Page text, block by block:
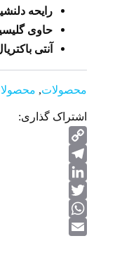
رایحه
حاوی
آنتی
محصولات,
اشتراک گذاری:
Copy
Link
Telegram
LinkedIn
Twitter
WhatsApp